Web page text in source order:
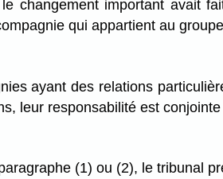
changement important avait
qui appartient au
ayant des relations
leur responsabilité est
(1) ou (2), le tribunal